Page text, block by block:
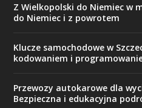
Z Wielkopolski do Niemiec w
do Niemiec i z powrotem
Klucze samochodowe w
kodowaniem i
Przewozy autokarowe dla
Bezpieczna i edukacyjna